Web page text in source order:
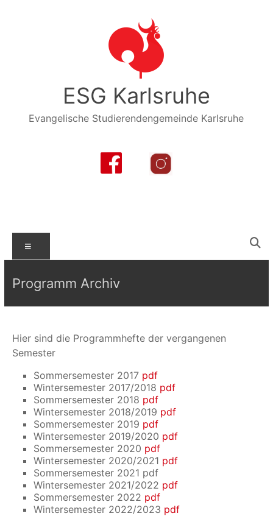
ESG Karlsruhe
Evangelische Studierendengemeinde Karlsruhe
Programm Archiv
Hier sind die Programmhefte der vergangenen
Semester
Sommersemester 2017 pdf
Wintersemester 2017/2018 pdf
Sommersemester 2018 pdf
Wintersemester 2018/2019 pdf
Sommersemester 2019 pdf
Wintersemester 2019/2020 pdf
Sommersemester 2020 pdf
Wintersemester 2020/2021 pdf
Sommersemester 2021 pdf
Wintersemester 2021/2022 pdf
Sommersemester 2022 pdf
Wintersemester 2022/2023 pdf